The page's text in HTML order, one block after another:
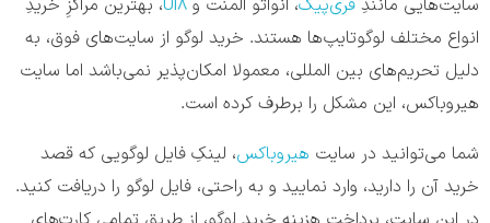
سایت‌هایی مانندِ فری‌پیک، انواتو‌ المنت و Ui8، بهترین مراکزِ خریدِ
انواع مختلف لوگوتایپ‌ها هستند. خرید لوگو از سایت‌های فوق، به
دلیل تحریم‌های بین المللی، معمولا امکان‌پذیر نمی‌باشد اما سایت
هیروباکس، این مشکل را برطرف کرده است.
شما می‌توانید در سایت هیروباکس، لینکِ فایل لوگویی که قصد
خرید آن را دارید، وارد نمایید و به راحتی، فایل لوگو را دریافت کنید.